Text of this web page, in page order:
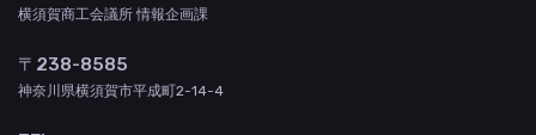
横須賀商工会議所 情報企画課
〒238-8585
神奈川県横須賀市平成町2-14-4